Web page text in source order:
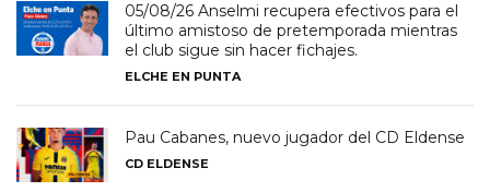
05/08/26 Anselmi recupera efectivos para el
último amistoso de pretemporada mientras
el club sigue sin hacer fichajes.
ELCHE EN PUNTA
Pau Cabanes, nuevo jugador del CD Eldense
CD ELDENSE